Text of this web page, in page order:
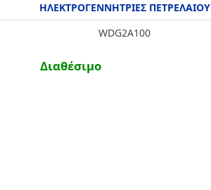
ΗΛΕΚΤΡΟΓΕΝΝΗΤΡΙΕΣ ΠΕΤΡΕΛΑΙΟΥ
WDG2A100
Διαθέσιμο